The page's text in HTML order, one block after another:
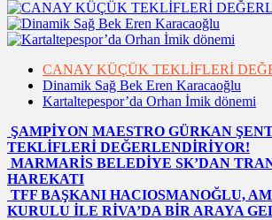
CANAY KÜÇÜK TEKLİFLERİ
Dinamik Sağ Bek Eren Karacaoğlu
Kartaltepespor’da Orhan İmik dönemi
ŞAMPİYON MAESTRO GÜRKAN
TEKLİFLERİ DEĞERLENDİRİYOR!
MARMARİS BELEDİYE SK’DAN
HAREKATI
TFF BAŞKANI HACIOSMANOĞLU,
KURULU İLE RİVA’DA BİR ARAYA